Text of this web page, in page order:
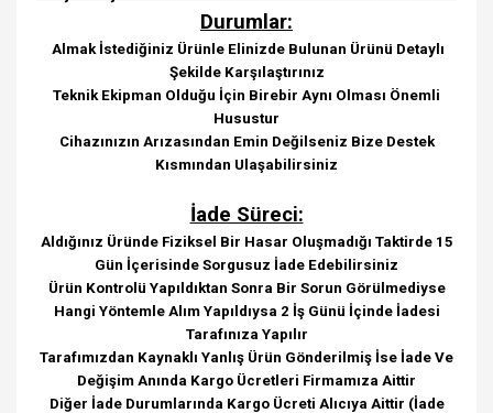
Durumlar:
Almak İstediğiniz Ürünle Elinizde Bulunan Ürünü Detaylı
Şekilde Karşılaştırınız
Teknik Ekipman Olduğu İçin Birebir Aynı Olması Önemli
Husustur
Cihazınızın Arızasından Emin Değilseniz Bize Destek
Kısmından Ulaşabilirsiniz
İade Süreci:
Aldığınız Üründe Fiziksel Bir Hasar Oluşmadığı Taktirde 15
Gün İçerisinde Sorgusuz İade Edebilirsiniz
Ürün Kontrolü Yapıldıktan Sonra Bir Sorun Görülmediyse
Hangi Yöntemle Alım Yapıldıysa 2 İş Günü İçinde İadesi
Tarafınıza Yapılır
Tarafımızdan Kaynaklı Yanlış Ürün Gönderilmiş İse İade Ve
Değişim Anında Kargo Ücretleri Firmamıza Aittir
Diğer İade Durumlarında Kargo Ücreti Alıcıya Aittir (İade